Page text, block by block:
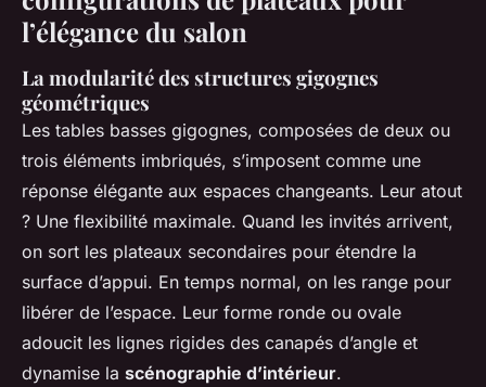
l’élégance du salon
La modularité des structures gigognes
géométriques
Les tables basses gigognes, composées de deux ou
trois éléments imbriqués, s’imposent comme une
réponse élégante aux espaces changeants. Leur atout
? Une flexibilité maximale. Quand les invités arrivent,
on sort les plateaux secondaires pour étendre la
surface d’appui. En temps normal, on les range pour
libérer de l’espace. Leur forme ronde ou ovale
adoucit les lignes rigides des canapés d’angle et
dynamise la scénographie d’intérieur.